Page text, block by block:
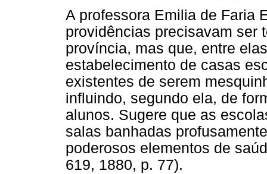
A professora Emilia de Faria
providências precisavam ser
província, mas que, entre
estabelecimento de casas
existentes de serem
influindo, segundo ela, de
alunos. Sugere que as
salas banhadas
poderosos elementos de
619, 1880, p. 77).